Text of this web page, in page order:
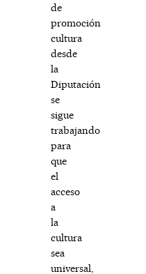
de
promoción
cultura
desde
la
Diputación
se
sigue
trabajando
para
que
el
acceso
a
la
cultura
sea
universal,